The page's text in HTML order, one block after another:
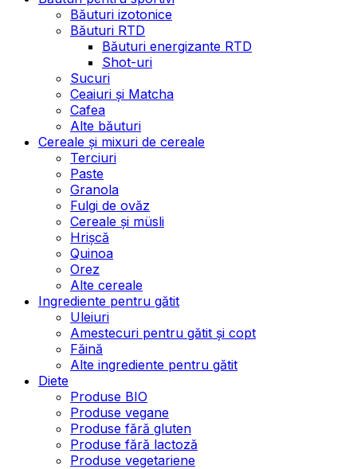
Băuturi izotonice
Băuturi RTD
Băuturi energizante RTD
Shot-uri
Sucuri
Ceaiuri și Matcha
Cafea
Alte băuturi
Cereale și mixuri de cereale
Terciuri
Paste
Granola
Fulgi de ovăz
Cereale și müsli
Hrișcă
Quinoa
Orez
Alte cereale
Ingrediente pentru gătit
Uleiuri
Amestecuri pentru gătit și copt
Făină
Alte ingrediente pentru gătit
Diete
Produse BIO
Produse vegane
Produse fără gluten
Produse fără lactoză
Produse vegetariene